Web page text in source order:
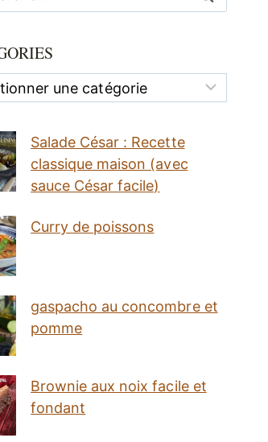
Salade César : Recette
classique maison (avec
sauce César facile)
Curry de poissons
gaspacho au concombre et
pomme
Brownie aux noix facile et
fondant